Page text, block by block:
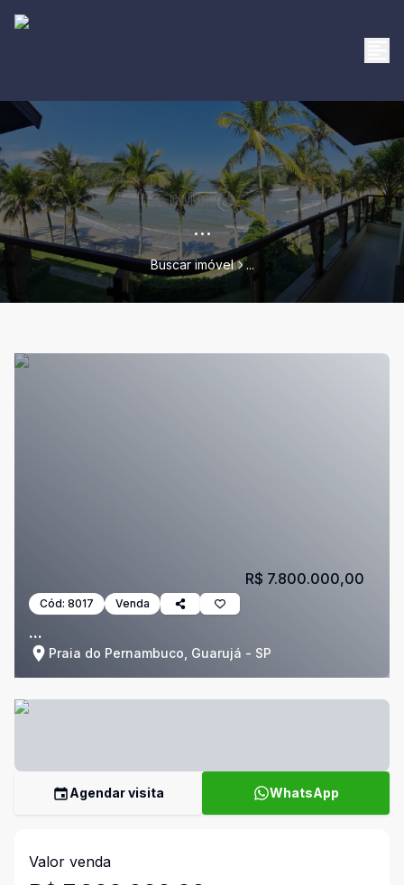
...
Buscar imóvel ...
Cód: 8017 Venda
...
Praia do Pernambuco, Guarujá - SP
R$ 7.800.000,00
Agendar visita WhatsApp
Valor venda